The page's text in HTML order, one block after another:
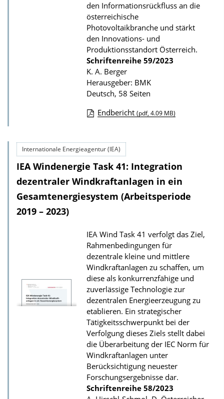
b
l
i
k
a
t
i
n
den Informationsrückfluss an die
österreichische
Photovoltaikbranche und stärkt
den Innovations- und
Produktionsstandort Österreich.
Schriftenreihe 59/2023
K. A. Berger
Herausgeber: BMK
Deutsch, 58 Seiten
w
n
l
o
s
z
u
r
P
u
b
l
i
k
a
t
Endbericht (pdf, 4.09 MB)
Internationale Energieagentur (IEA)
IEA Windenergie Task 41: Integration
dezentraler Windkraftanlagen in ein
Gesamtenergiesystem (Arbeitsperiode
2019 – 2023)
IEA Wind Task 41 verfolgt das Ziel,
Rahmenbedingungen für
dezentrale kleine und mittlere
Windkraftanlagen zu schaffen, um
diese als konkurrenzfähige und
zuverlässige Technologie zur
dezentralen Energieerzeugung zu
etablieren. Ein strategischer
Tätigkeitsschwerpunkt bei der
Verfolgung dieses Ziels stellt dabei
die Überarbeitung der IEC Norm für
Windkraftanlagen unter
Berücksichtigung neuester
Forschungsergebnisse dar.
Schriftenreihe 58/2023